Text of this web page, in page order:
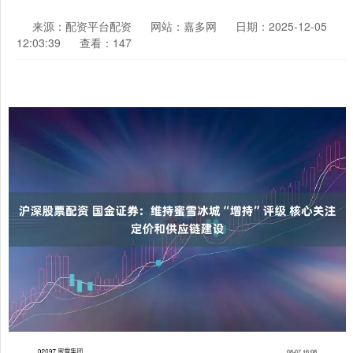
来源：配资平台配资 网站：嘉多网
日期：2025-12-05
12:03:39
查看：147